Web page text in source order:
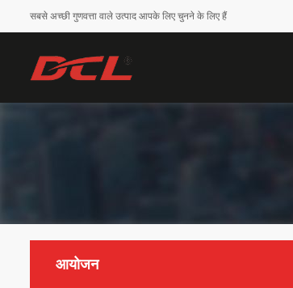
सबसे अच्छी गुणवत्ता वाले उत्पाद आपके लिए चुनने के लिए हैं
आयोजन